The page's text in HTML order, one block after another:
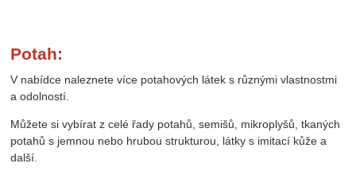
Potah:
V nabídce naleznete více potahových látek s různými vlastnostmi
a odolností.
Můžete si vybírat z celé řady potahů, semišů, mikroplyšů, tkaných
potahů s jemnou nebo hrubou strukturou, látky s imitací kůže a
další.